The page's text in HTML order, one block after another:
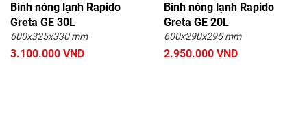
Bình nóng lạnh Rapido
Greta GE 30L
600x325x330 mm
3.100.000 VND
Bình nóng lạnh Rapido
Greta GE 20L
600x290x295 mm
2.950.000 VND